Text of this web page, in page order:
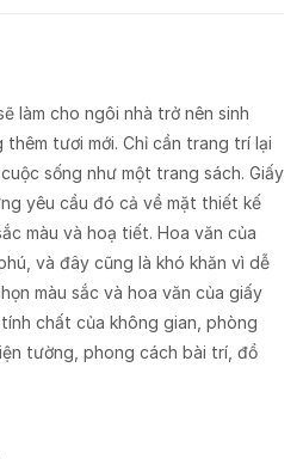
làm cho ngôi nhà trở nên sinh
tươi mới. Chỉ cần trang trí lại
sống như một trang sách. Giấy
yêu cầu đó cả về mặt thiết kế
màu và hoạ tiết. Hoa văn của
và đây cũng là khó khăn vì dễ
màu sắc và hoa văn của giấy
chất của không gian, phòng
tường, phong cách bài trí, đồ